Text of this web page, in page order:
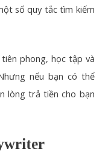
số quy tắc tìm kiếm
phong, học tập và
nếu bạn có thể
lòng trả tiền cho bạn